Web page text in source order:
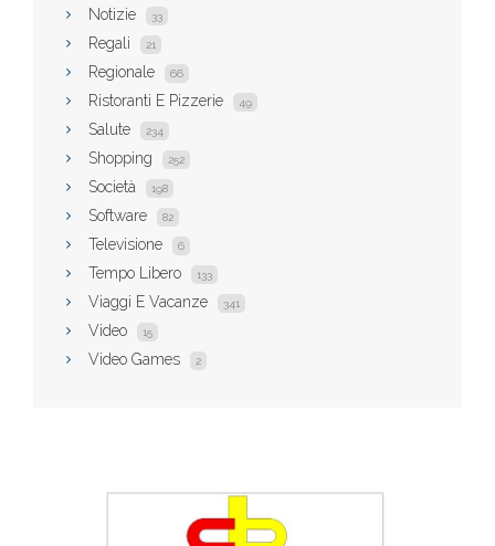
Notizie 33
Regali 21
Regionale 66
Ristoranti E Pizzerie 49
Salute 234
Shopping 252
Società 198
Software 82
Televisione 6
Tempo Libero 133
Viaggi E Vacanze 341
Video 15
Video Games 2